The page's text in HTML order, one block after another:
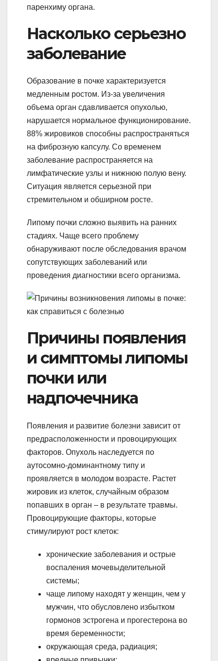
паренхиму органа.
Насколько серьезно
заболевание
Образование в почке характеризуется
медленным ростом. Из-за увеличения
объема орган сдавливается опухолью,
нарушается нормальное функционирование.
88% жировиков способны распространяться
на фиброзную капсулу. Со временем
заболевание распространяется на
лимфатические узлы и нижнюю полую вену.
Ситуация является серьезной при
стремительном и обширном росте.
Липому почки сложно выявить на ранних
стадиях. Чаще всего проблему
обнаруживают после обследования врачом
сопутствующих заболеваний или
проведения диагностики всего организма.
Причины появления
и симптомы липомы
почки или
надпочечника
Появления и развитие болезни зависит от
предрасположенности и провоцирующих
факторов. Опухоль наследуется по
аутосомно-доминантному типу и
проявляется в молодом возрасте. Растет
жировик из клеток, случайным образом
попавших в орган – в результате травмы.
Провоцирующие факторы, которые
стимулируют рост клеток:
хронические заболевания и острые
воспаления мочевыделительной
системы;
чаще липому находят у женщин, чем у
мужчин, что обусловлено избытком
гормонов эстрогена и прогестерона во
время беременности;
окружающая среда, радиация;